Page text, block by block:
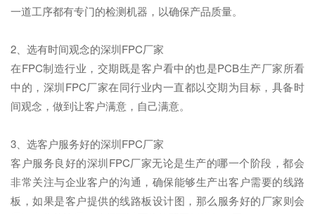
一道工序都有专门的检测机器，以确保产品质量。
2、选有时间观念的深圳FPC厂家
在FPC制造行业，交期既是客户看中的也是PCB生产厂家所看
中的，深圳FPC厂家在同行业内一直都以交期为目标，具备时
间观念，做到让客户满意，自己满意。
3、选客户服务好的深圳FPC厂家
客户服务良好的深圳FPC厂家无论是生产的哪一个阶段，都会
非常关注与企业客户的沟通，确保能够生产出客户需要的线路
板，如果是客户提供的线路板设计图，那么服务好的厂家则会